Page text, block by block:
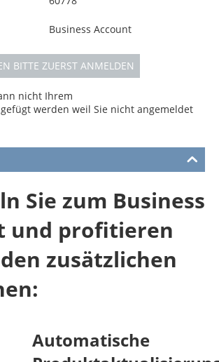
Business Account
BITTE ZUERST ANMELDEN
nicht Ihrem
werden weil Sie nicht angemeldet
Sie zum Business
und profitieren
zusätzlichen
Automatische